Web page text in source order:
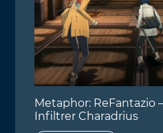
Metaphor: ReFantazio
Infiltrer Charadrius